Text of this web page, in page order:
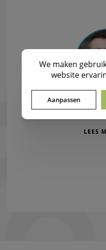
Interesse
LEES
We maken
website
Aanpassen